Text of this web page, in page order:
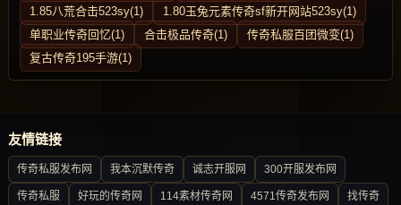
1.85八荒合击523sy(1)
1.80玉兔元素传奇sf新开网站523sy(1)
单职业传奇回忆(1)
合击极品传奇(1)
传奇私服百团微变(1)
复古传奇195手游(1)
友情链接
传奇私服发布网 我本沉默传奇 诚志开服网 300开服发布网
传奇私服 好玩的传奇网 114素材传奇网 4571传奇发布网 找传奇